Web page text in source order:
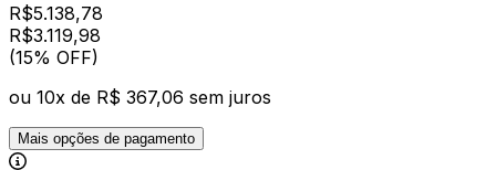
R$5.138,78
R$3.119,98
(15% OFF)
ou 10x de R$ 367,06 sem juros
Mais opções de pagamento